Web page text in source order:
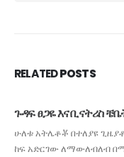
RELATEDPOSTS
ጉዳፍ ፀጋዬ እና ቢናትሪስ
ሁለቱ አትሌቶቾ በተለያዩ
ከፍ አድርገው ለማውለብለብ